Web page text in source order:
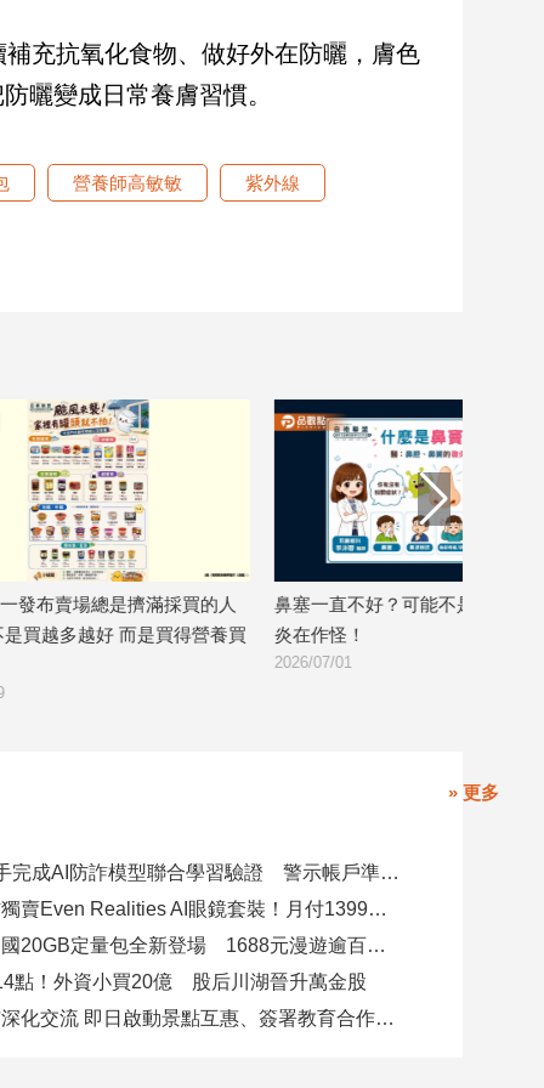
充抗氧化食物、做好外在防曬，膚色
曬變成日常養膚習慣。
營養師高敏敏 紫外線
買
鼻塞一直不好？可能不是感冒而是鼻竇
炎在作怪！
你以為毒品離自
» 更多
8大銀行攜手完成AI防詐模型聯合學習驗證 警示帳戶準確度提升2倍
台灣大電信獨賣Even Realities AI眼鏡套裝！月付1399元 專案價3990
遠傳跨洲多國20GB定量包全新登場 1688元漫遊逾百國家！
點！外資小買20億 股后川湖晉升萬金股
高雄陸奧市深化交流 即日啟動景點互惠、簽署教育合作MOU